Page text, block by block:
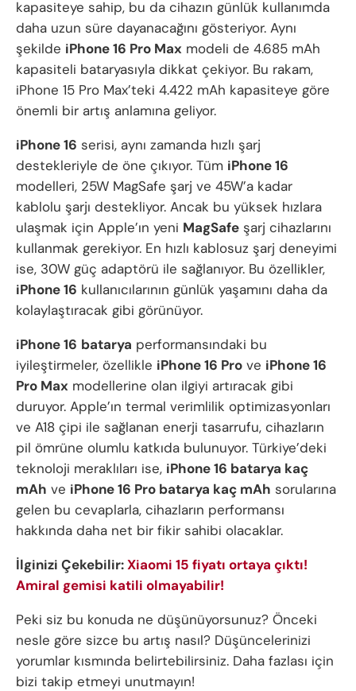
kapasiteye sahip, bu da cihazın günlük kullanımda
daha uzun süre dayanacağını gösteriyor. Aynı
şekilde iPhone 16 Pro Max modeli de 4.685 mAh
kapasiteli bataryasıyla dikkat çekiyor. Bu rakam,
iPhone 15 Pro Max’teki 4.422 mAh kapasiteye göre
önemli bir artış anlamına geliyor.
iPhone 16 serisi, aynı zamanda hızlı şarj
destekleriyle de öne çıkıyor. Tüm iPhone 16
modelleri, 25W MagSafe şarj ve 45W’a kadar
kablolu şarjı destekliyor. Ancak bu yüksek hızlara
ulaşmak için Apple’ın yeni MagSafe şarj cihazlarını
kullanmak gerekiyor. En hızlı kablosuz şarj deneyimi
ise, 30W güç adaptörü ile sağlanıyor. Bu özellikler,
iPhone 16 kullanıcılarının günlük yaşamını daha da
kolaylaştıracak gibi görünüyor.
iPhone 16 batarya performansındaki bu
iyileştirmeler, özellikle iPhone 16 Pro ve iPhone 16
Pro Max modellerine olan ilgiyi artıracak gibi
duruyor. Apple’ın termal verimlilik optimizasyonları
ve A18 çipi ile sağlanan enerji tasarrufu, cihazların
pil ömrüne olumlu katkıda bulunuyor. Türkiye’deki
teknoloji meraklıları ise, iPhone 16 batarya kaç
mAh ve iPhone 16 Pro batarya kaç mAh sorularına
gelen bu cevaplarla, cihazların performansı
hakkında daha net bir fikir sahibi olacaklar.
İlginizi Çekebilir:Xiaomi 15 fiyatı ortaya çıktı!
Amiral gemisi katili olmayabilir!
Peki siz bu konuda ne düşünüyorsunuz? Önceki
nesle göre sizce bu artış nasıl? Düşüncelerinizi
yorumlar kısmında belirtebilirsiniz. Daha fazlası için
bizi takip etmeyi unutmayın!